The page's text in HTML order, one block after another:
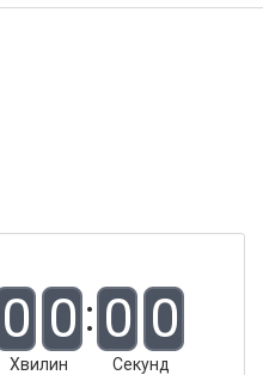
0 0
Хвилин
0 0
Секунд